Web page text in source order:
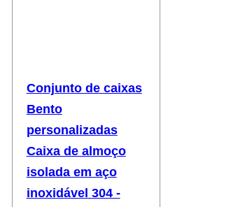
Conjunto de caixas
Bento
personalizadas
Caixa de almoço
isolada em aço
inoxidável 304 -